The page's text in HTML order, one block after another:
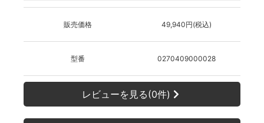
販売価格 49,940円(税込)
型番 0270409000028
レビューを見る(0件)